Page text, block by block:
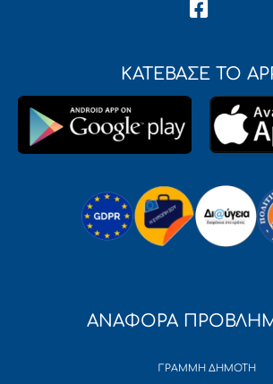
ΚΑΤΕΒΑΣΕ ΤΟ
ΑΝΑΦΟΡΑ
ΓΡΑΜΜΗ ΔΗΜΟΤΗ